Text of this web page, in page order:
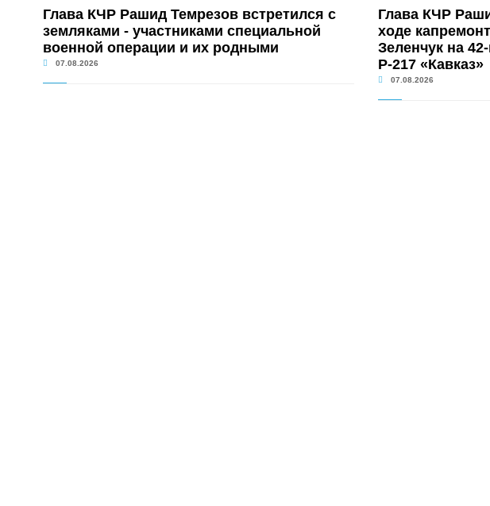
Глава КЧР Рашид Темрезов встретился с
земляками - участниками специальной
военной операции и их родными
07.08.2026
Глава КЧР
ходе
Зеленчук на
Р-217 «Кавказ»
07.08.2026